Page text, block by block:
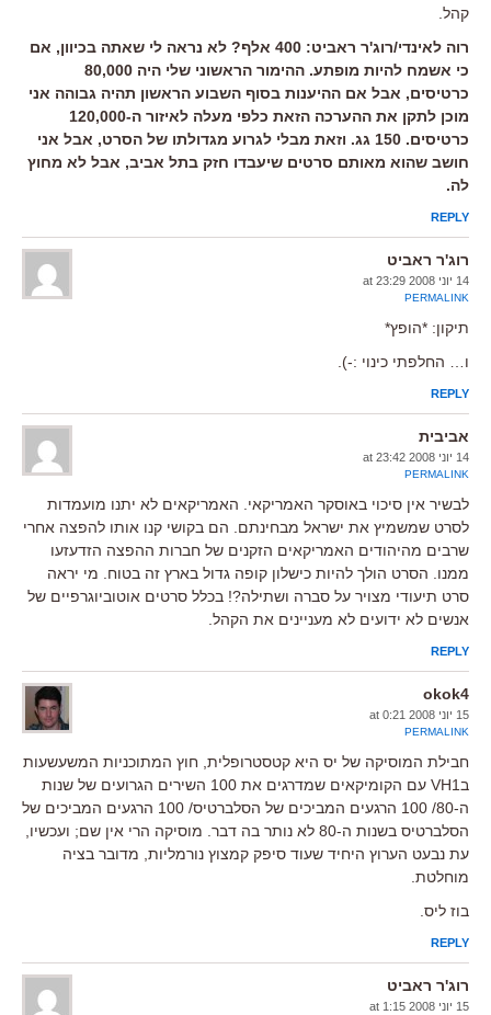
קהל.
רוה לאינדי/רוג'ר ראביט: 400 אלף? לא נראה לי שאתה בכיוון, אם
כי אשמח להיות מופתע. ההימור הראשוני שלי היה 80,000
כרטיסים, אבל אם ההיענות בסוף השבוע הראשון תהיה גבוהה אני
מוכן לתקן את ההערכה הזאת כלפי מעלה לאיזור ה-120,000
כרטיסים. 150 גג. וזאת מבלי לגרוע מגדולתו של הסרט, אבל אני
חושב שהוא מאותם סרטים שיעבדו חזק בתל אביב, אבל לא מחוץ
לה.
REPLY
רוג'ר ראביט
14 יוני 2008 at 23:29
PERMALINK
תיקון: *הופץ*
ו… החלפתי כינוי :-).
REPLY
אביבית
14 יוני 2008 at 23:42
PERMALINK
לבשיר אין סיכוי באוסקר האמריקאי. האמריקאים לא יתנו מועמדות
לסרט שמשמיץ את ישראל מבחינתם. הם בקושי קנו אותו להפצה אחרי
שרבים מהיהודים האמריקאים הזקנים של חברות ההפצה הזדעזעו
ממנו. הסרט הולך להיות כישלון קופה גדול בארץ זה בטוח. מי יראה
סרט תיעודי מצויר על סברה ושתילה?! בכלל סרטים אוטוביוגרפיים של
אנשים לא ידועים לא מעניינים את הקהל.
REPLY
okok4
15 יוני 2008 at 0:21
PERMALINK
חבילת המוסיקה של יס היא קטסטרופלית, חוץ המתוכניות המשעשעות
בVH1 עם הקומיקאים שמדרגים את 100 השירים הגרועים של שנות
ה-80/ 100 הרגעים המביכים של הסלברטיס/ 100 הרגעים המביכים של
הסלברטיס בשנות ה-80 לא נותר בה דבר. מוסיקה הרי אין שם; ועכשיו,
עת נבעט הערוץ היחיד שעוד סיפק קמצוץ נורמליות, מדובר בציה
מוחלטת.
בוז ליס.
REPLY
רוג'ר ראביט
15 יוני 2008 at 1:15